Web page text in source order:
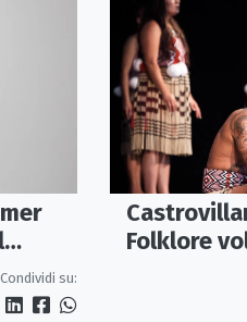
Condividi su:
Folklore
cultura